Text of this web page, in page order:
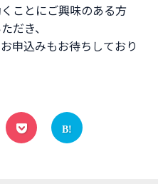
ことにご興味のある方
だき、
申込みもお待ちしており